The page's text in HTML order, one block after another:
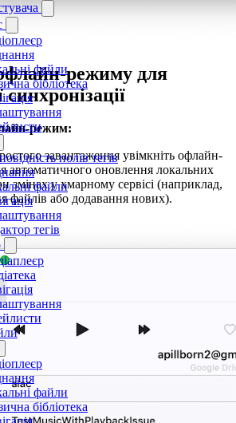
файли
бібліотека
полів тегів
файли
тегів
файли
бібліотека
режиму для
режим:
завантаження увімкніть офлайн-
автоматичного оновлення локальних
змінах у хмарному сервісі (наприклад,
файлів або додавання нових).